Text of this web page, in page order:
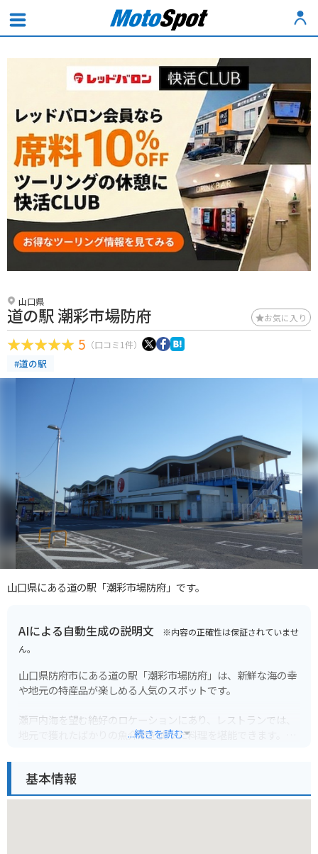
山口県
道の駅 潮彩市場防府 お気に入り
5 （口コミ1件）
#道の駅
山口県にある道の駅「潮彩市場防府」です。
AIによる自動生成の説明文 ※内容の正確性は保証されていませ
ん。
山口県防府市にある道の駅「潮彩市場防府」は、新鮮な海の幸
や地元の特産品が楽しめる人気のスポットです。
瀬戸内海を望む絶好のロケーションにあり、レストランでは、
地元で獲れたばかりの魚介類を使った料理を堪能できます。
バイクで訪れる場合、道の駅には広い駐車場が完備されている
...続きを読む
基本情報